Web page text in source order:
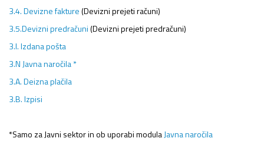
3.4. Devizne fakture(Devizni prejeti računi)
3.5.Devizni predračuni(Devizni prejeti predračuni)
3.I. Izdana pošta
3.N Javna naročila *
3.A. Deizna plačila
3.B. Izpisi
*Samo za Javni sektor in ob uporabi modulaJavna naročila